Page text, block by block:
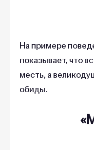
На примере
показывает, что
месть, а
обиды.